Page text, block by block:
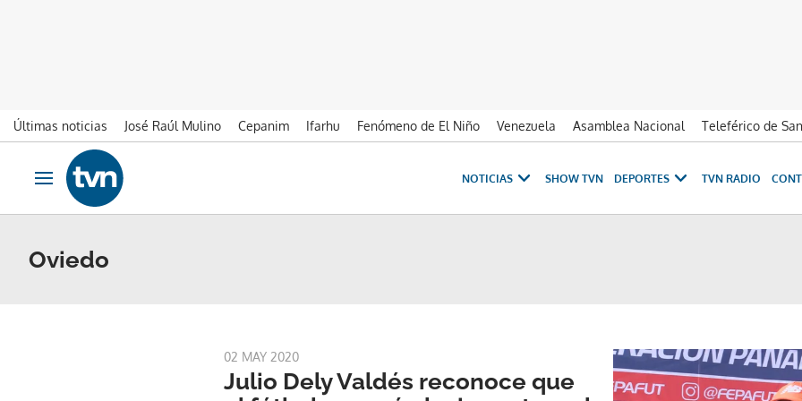
Últimas noticias José Raúl Mulino Cepanim Ifarhu Fenómeno de El Niño Venezuela Asamblea Nacional Teleférico de
Ir al contenido
Obrir navegació
NOTICIAS SHOW TVN DEPORTES TVN RADIO
Oviedo
02 MAY 2020
Julio Dely Valdés reconoce que